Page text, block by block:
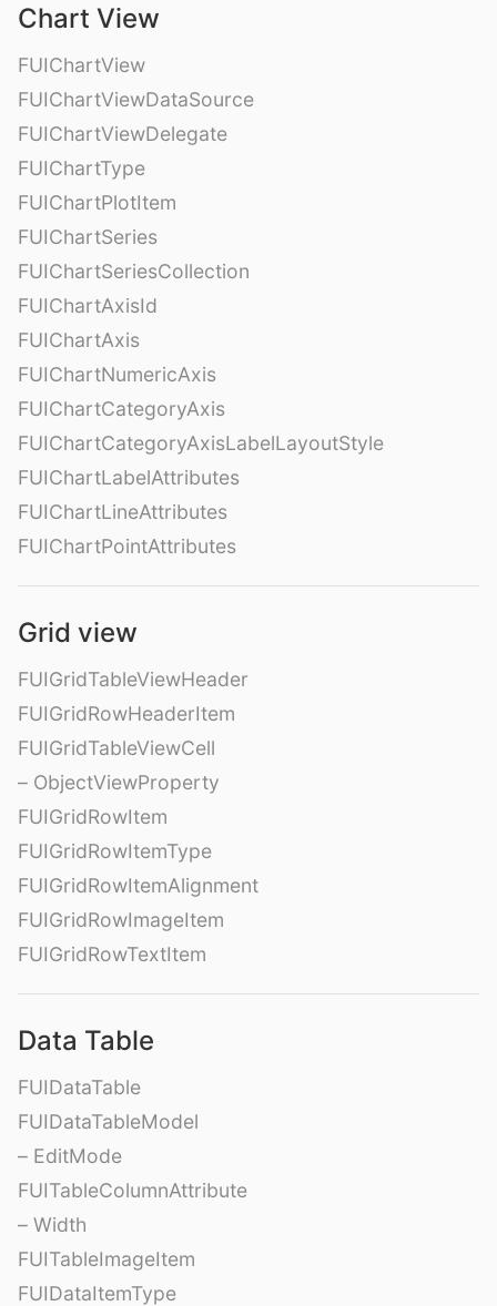
Chart View
FUIChartView
FUIChartViewDataSource
FUIChartViewDelegate
FUIChartType
FUIChartPlotItem
FUIChartSeries
FUIChartSeriesCollection
FUIChartAxisId
FUIChartAxis
FUIChartNumericAxis
FUIChartCategoryAxis
FUIChartCategoryAxisLabelLayoutStyle
FUIChartLabelAttributes
FUIChartLineAttributes
FUIChartPointAttributes
Grid view
FUIGridTableViewHeader
FUIGridRowHeaderItem
FUIGridTableViewCell
– ObjectViewProperty
FUIGridRowItem
FUIGridRowItemType
FUIGridRowItemAlignment
FUIGridRowImageItem
FUIGridRowTextItem
Data Table
FUIDataTable
FUIDataTableModel
– EditMode
FUITableColumnAttribute
– Width
FUITableImageItem
FUIDataItemType